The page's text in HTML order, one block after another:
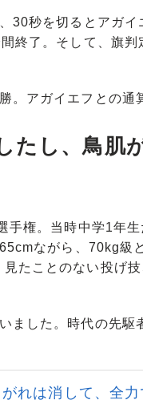
秒を切るとアガイ
終了。そして、旗判
アガイエフとの通
たし、鳥肌
権。当時中学1年生
ながら、70kg級
たことのない投げ
ました。時代の先駆
れは消して、全力